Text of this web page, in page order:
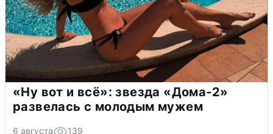
«Ну вот и всё»: звезда «Дома-2»
развелась с молодым мужем
6 августа 139